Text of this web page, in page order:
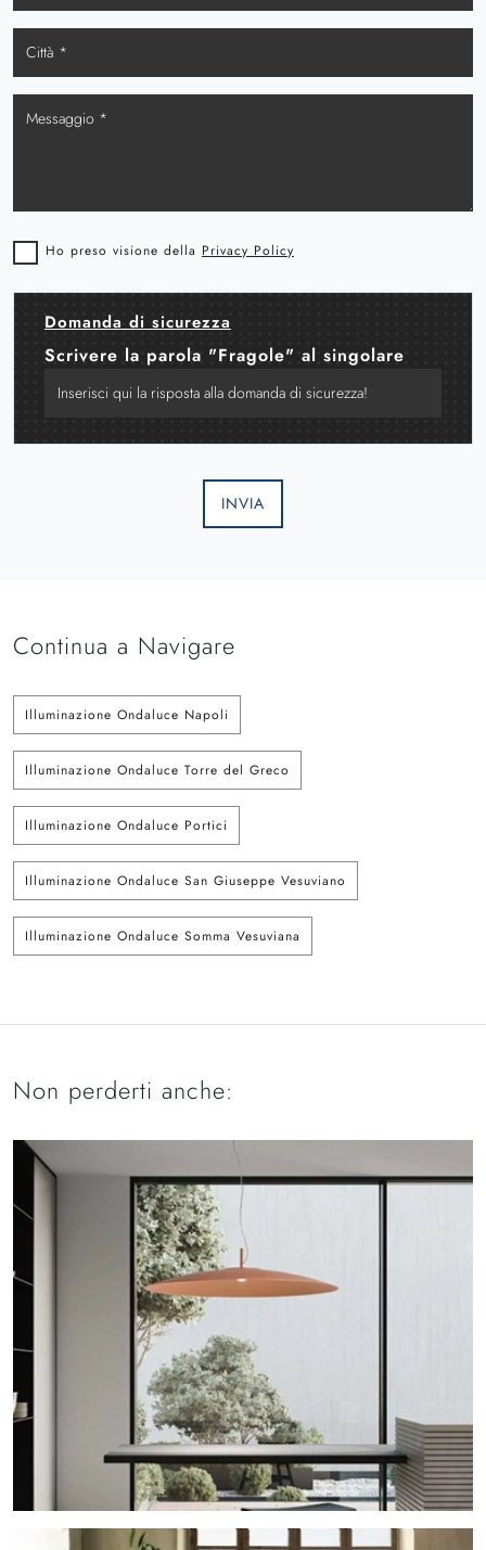
Ho preso visione della Privacy Policy
Domanda di sicurezza
Scrivere la parola "Fragole" al singolare
INVIA
Continua a Navigare
Illuminazione Ondaluce Napoli
Illuminazione Ondaluce Torre del Greco
Illuminazione Ondaluce Portici
Illuminazione Ondaluce San Giuseppe Vesuviano
Illuminazione Ondaluce Somma Vesuviana
Non perderti anche: